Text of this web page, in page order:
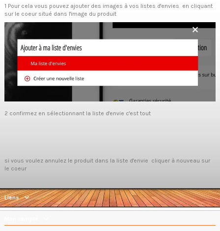
1 Pour cela vous pouvez ajouter des images à vos listes d'envies en cliquant
sur le coeur situé dans l'image du produit
2 confirmez en sélectionnant la liste d'envie c'est tout
si vous voulez annulez le produit dans la liste d'envie cliquer à nouveau sur
le coeur
Liens